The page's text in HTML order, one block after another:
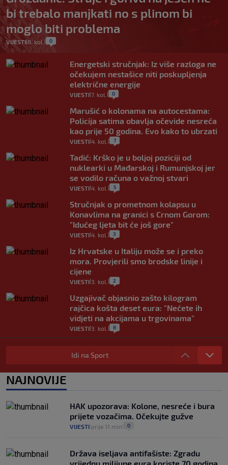
bi trebalo manjkati no s plinom bi
moglo biti problema
VIJESTI| 8. kol. 0
Energetski stručnjak: Iz više razloga ne
očekujem nestašice niti poskupljenja
električne energije
VIJESTI 7. kol. 0
Marušić o kolonama na autocestama:
Policija satima obavlja očevide nesreća
kao prije 50 godina. Evo kako to ubrzati
VIJESTI 4. kol. 7
Tadić: Krško je u boljoj poziciji od
nuklearki u Mađarskoj i Rumunjskoj jer
se vodilo računa o važnoj stvari
VIJESTI 4. kol. 5
Stručnjak o prometnom kolapsu u
Konavlima na granici s Crnom Gorom:
"Idućeg ljeta bit će još gore"
VIJESTI 4. kol. 3
Iz Hrvatske u Italiju može se i preko
mora. Provjerili smo brodske linije i
cijene
VIJESTI 3. kol. 2
Uzgajivač objasnio zašto kilogram
rajčica košta deset eura: "Nećete ih
vidjeti na akcijama u trgovinama"
VIJESTI 3. kol. 8
Selidba je jedno od stresnijih iskustava.
Evo aktualnih cijena i nekoliko savjeta
0
automobilom na Hvar iz Zagreba, a
koliko iz Osijeka
VIJESTI 14
Idi na Sport
NAJNOVIJE
HAK upozorava: Kolone, nesreće i bura
prijete vozačima. Očekujte gužve
VIJESTI prije 11 min 0
Država iseljava antifašiste: Zgradu